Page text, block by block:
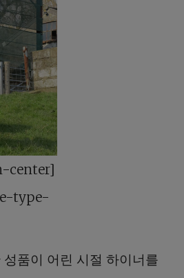
center]
type-
품이 어린 시절 하이너를